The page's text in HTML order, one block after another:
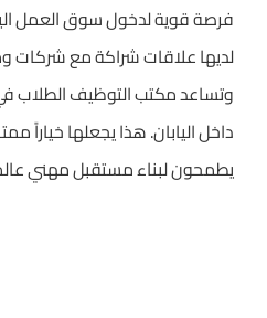
فرصة قوية لدخول سوق العمل
لديها علاقات شراكة مع شركات
وتساعد مكتب التوظيف الطلاب
داخل اليابان. هذا يجعلها خياراً
يطمحون لبناء مستقبل مهني